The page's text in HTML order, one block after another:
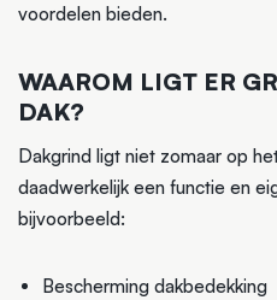
voordelen bieden.
WAAROM LIGT ER
DAK?
Dakgrind ligt niet zomaar op
daadwerkelijk een functie en
bijvoorbeeld:
Bescherming dakbedekking